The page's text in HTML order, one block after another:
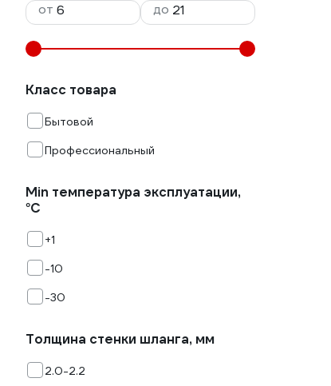
от
до
Класс товара
Бытовой
Профессиональный
Min температура эксплуатации,
°С
+1
-10
-30
Толщина стенки шланга, мм
2.0-2.2